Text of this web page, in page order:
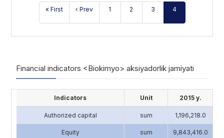
« First ‹ Prev 1 2 3 4
Financial indicators <Biokimyo> aksiyadorlik jamiyati
Indicators Unit 2015 y.
Authorized capital sum 1,196,218.0
Equity sum 9,843,416.0